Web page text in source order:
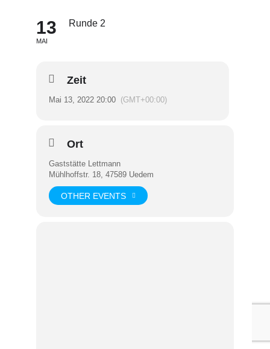
13
MAI
Runde 2
Zeit
Mai 13, 2022 20:00 (GMT+00:00)
Ort
Gaststätte Lettmann
Mühlhoffstr. 18, 47589 Uedem
OTHER EVENTS